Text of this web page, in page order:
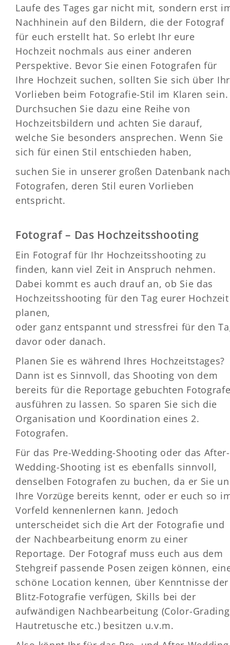
Laufe des Tages gar nicht mit, sondern erst
Nachhinein auf den Bildern, die der Fotograf
für euch erstellt hat. So erlebt Ihr eure
Hochzeit nochmals aus einer anderen
Perspektive. Bevor Sie einen Fotografen für
Ihre Hochzeit suchen, sollten Sie sich über
Vorlieben beim Fotografie-Stil im Klaren sein.
Durchsuchen Sie dazu eine Reihe von
Hochzeitsbildern und achten Sie darauf,
welche Sie besonders ansprechen. Wenn Sie
sich für einen Stil entschieden haben,
suchen Sie in unserer großen Datenbank
Fotografen, deren Stil euren Vorlieben
entspricht.
Fotograf – Das Hochzeitsshooting
Ein Fotograf für Ihr Hochzeitsshooting zu
finden, kann viel Zeit in Anspruch nehmen.
Dabei kommt es auch drauf an, ob Sie das
Hochzeitsshooting für den Tag eurer Hochzeit
planen,
oder ganz entspannt und stressfrei für den
davor oder danach.
Planen Sie es während Ihres Hochzeitstages?
Dann ist es Sinnvoll, das Shooting von dem
bereits für die Reportage gebuchten
ausführen zu lassen. So sparen Sie sich die
Organisation und Koordination eines 2.
Fotografen.
Für das Pre-Wedding-Shooting oder das After-
Wedding-Shooting ist es ebenfalls sinnvoll,
denselben Fotografen zu buchen, da er Sie
Ihre Vorzüge bereits kennt, oder er euch so
Vorfeld kennenlernen kann. Jedoch
unterscheidet sich die Art der Fotografie und
der Nachbearbeitung enorm zu einer
Reportage. Der Fotograf muss euch aus dem
Stehgreif passende Posen zeigen können,
schöne Location kennen, über Kenntnisse der
Blitz-Fotografie verfügen, Skills bei der
aufwändigen Nachbearbeitung (Color-
Hautretusche etc.) besitzen u.v.m.